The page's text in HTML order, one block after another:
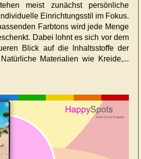
meist zunächst persönliche
Einrichtungsstil im Fokus.
Farbtons wird jede Menge
Dabei lohnt es sich vor dem
Blick auf die Inhaltsstoffe der
Materialien wie Kreide,...